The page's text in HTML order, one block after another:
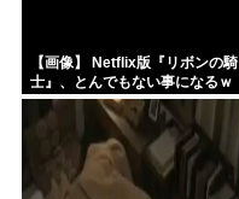
【画像】 Netflix版『リボンの騎
士』、とんでもない事になるｗ
ｗｗｗｗ